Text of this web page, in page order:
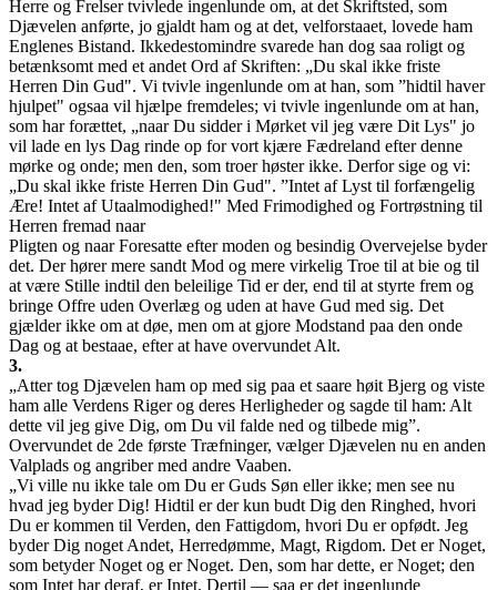
Herre og Frelser tvivlede ingenlunde om, at det Skriftsted, som
Djævelen anførte, jo gjaldt ham og at det, velforstaaet, lovede ham
Englenes Bistand. Ikkedestomindre svarede han dog saa roligt og
betænksomt med et andet Ord af Skriften: „Du skal ikke friste
Herren Din Gud". Vi tvivle ingenlunde om at han, som ”hidtil haver
hjulpet" ogsaa vil hjælpe fremdeles; vi tvivle ingenlunde om at han,
som har forættet, „naar Du sidder i Mørket vil jeg være Dit Lys" jo
vil lade en lys Dag rinde op for vort kjære Fædreland efter denne
mørke og onde; men den, som troer høster ikke. Derfor sige og vi:
„Du skal ikke friste Herren Din Gud". ”Intet af Lyst til forfængelig
Ære! Intet af Utaalmodighed!" Med Frimodighed og Fortrøstning til
Herren fremad naar
Pligten og naar Foresatte efter moden og besindig Overvejelse byder
det. Der hører mere sandt Mod og mere virkelig Troe til at bie og til
at være Stille indtil den beleilige Tid er der, end til at styrte frem og
bringe Offre uden Overlæg og uden at have Gud med sig. Det
gjælder ikke om at døe, men om at gjore Modstand paa den onde
Dag og at bestaae, efter at have overvundet Alt.
3.
„Atter tog Djævelen ham op med sig paa et saare høit Bjerg og viste
ham alle Verdens Riger og deres Herligheder og sagde til ham: Alt
dette vil jeg give Dig, om Du vil falde ned og tilbede mig”.
Overvundet de 2de første Træfninger, vælger Djævelen nu en anden
Valplads og angriber med andre Vaaben.
„Vi ville nu ikke tale om Du er Guds Søn eller ikke; men see nu
hvad jeg byder Dig! Hidtil er der kun budt Dig den Ringhed, hvori
Du er kommen til Verden, den Fattigdom, hvori Du er opfødt. Jeg
byder Dig noget Andet, Herredømme, Magt, Rigdom. Det er Noget,
som betyder Noget og er Noget. Den, som har dette, er Noget; den
som Intet har deraf, er Intet. Dertil — saa er det ingenlunde